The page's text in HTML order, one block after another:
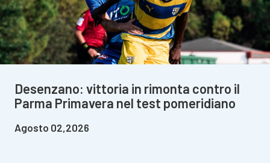
Desenzano: vittoria in rimonta contro il
Parma Primavera nel test pomeridiano
Agosto 02,2026